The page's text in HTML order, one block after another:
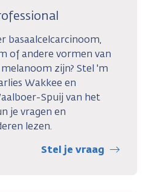
basaalcelcarcinoom,
of andere vormen van
zijn? Stel 'm
Wakkee en
Spuij van het
je vragen en
lezen.
Stel je vraag